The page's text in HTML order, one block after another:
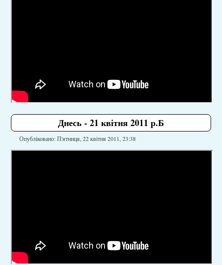
Днесь - 21 квітня 2011 р.Б
Опубліковано: П'ятниця, 22 квітня 2011, 23:38